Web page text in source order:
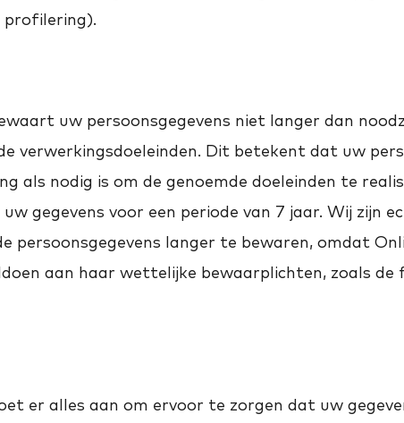
profilering).
uw persoonsgegevens niet langer dan
verwerkingsdoeleinden. Dit betekent dat uw
als nodig is om de genoemde doeleinden te
gegevens voor een periode van 7 jaar. Wij zijn
persoonsgegevens langer te bewaren, omdat
aan haar wettelijke bewaarplichten, zoals de
er alles aan om ervoor te zorgen dat uw